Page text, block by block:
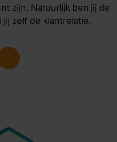
zijn. Natuurlijk ben jij de
zelf de klantrelatie.